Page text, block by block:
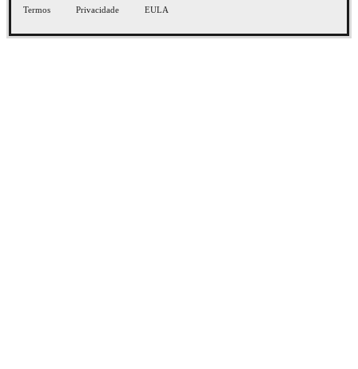
Termos Privacidade EULA